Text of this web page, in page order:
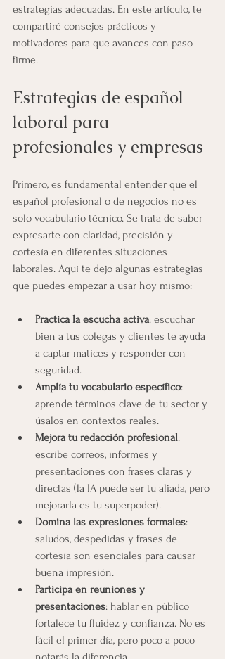
estrategias adecuadas. En este artículo, te
compartiré consejos prácticos y
motivadores para que avances con paso
firme.
Estrategias de español
laboral para
profesionales y empresas
Primero, es fundamental entender que el
español profesional o de negocios no es
solo vocabulario técnico. Se trata de saber
expresarte con claridad, precisión y
cortesía en diferentes situaciones
laborales. Aquí te dejo algunas estrategias
que puedes empezar a usar hoy mismo:
Practica la escucha activa: escuchar
bien a tus colegas y clientes te ayuda
a captar matices y responder con
seguridad.
Amplía tu vocabulario específico:
aprende términos clave de tu sector y
úsalos en contextos reales.
Mejora tu redacción profesional:
escribe correos, informes y
presentaciones con frases claras y
directas (la IA puede ser tu aliada, pero
mejorarla es tu superpoder).
Domina las expresiones formales:
saludos, despedidas y frases de
cortesía son esenciales para causar
buena impresión.
Participa en reuniones y
presentaciones: hablar en público
fortalece tu fluidez y confianza. No es
fácil el primer día, pero poco a poco